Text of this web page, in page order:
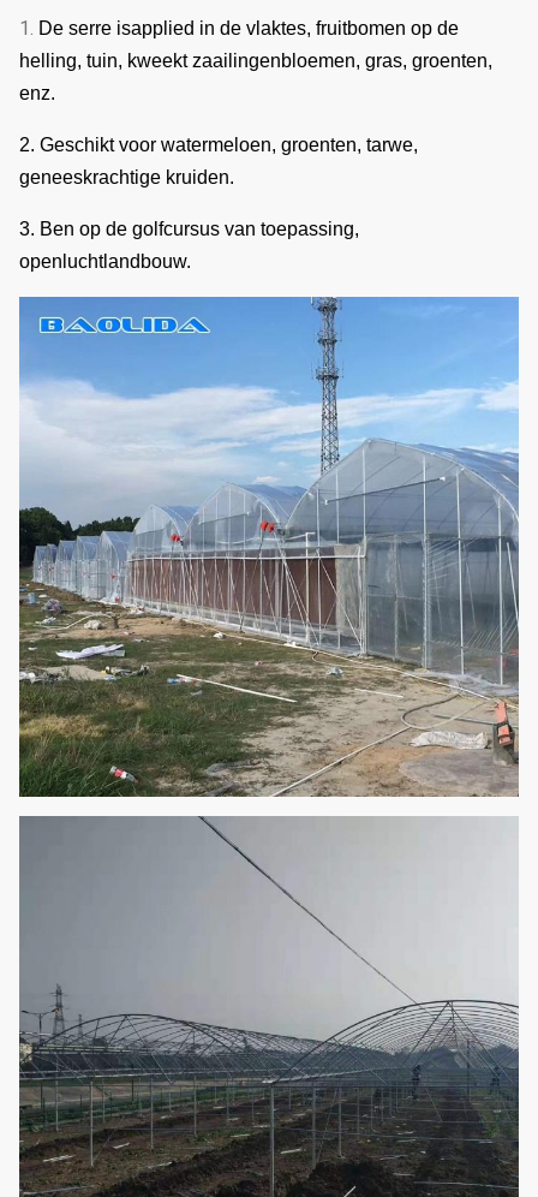
Hoofdpijler
50x100mm, 80x80mm,
40x80mm, 80X80mm… enz.
De dikte van de
staalbuis
1.5mm, 2.0mm, 2.5mm, 3.0mm,
1. De serre isapplied in de vlaktes, fruitbomen op de
helling, tuin, kweekt zaailingenbloemen, gras, groenten,
enz.
2. Geschikt voor watermeloen, groenten, tarwe,
geneeskrachtige kruiden.
3. Ben op de golfcursus van toepassing,
openluchtlandbouw.